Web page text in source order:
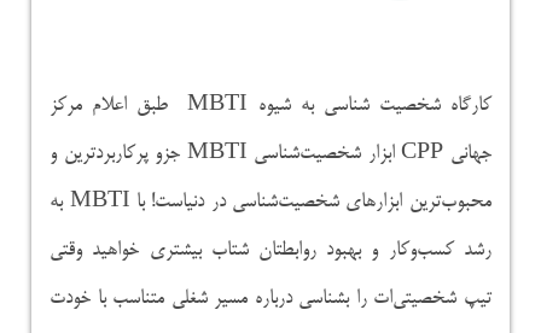
کارگاه شخصیت شناسی به شیوه MBTI طبق اعلام مرکز
جهانی CPP ابزار شخصیت‌شناسی MBTI جزو پرکاربردترین و
محبوب‌ترین ابزارهای شخصیت‌شناسی در دنیاست! با MBTI به
رشد کسب‌و‌کار و بهبود روابطتان شتاب بیشتری خواهید وقتی
تیپ شخصیتی‌ات را بشناسی درباره مسیر شغلی متناسب با خودت